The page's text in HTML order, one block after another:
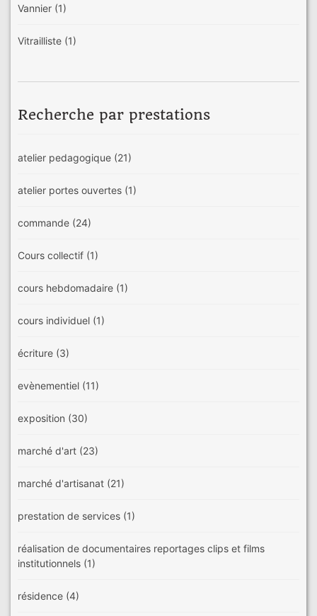
Vannier (1)
Vitrailliste (1)
Recherche par prestations
atelier pedagogique (21)
atelier portes ouvertes (1)
commande (24)
Cours collectif (1)
cours hebdomadaire (1)
cours individuel (1)
écriture (3)
evènementiel (11)
exposition (30)
marché d'art (23)
marché d'artisanat (21)
prestation de services (1)
réalisation de documentaires reportages clips et films
institutionnels (1)
résidence (4)